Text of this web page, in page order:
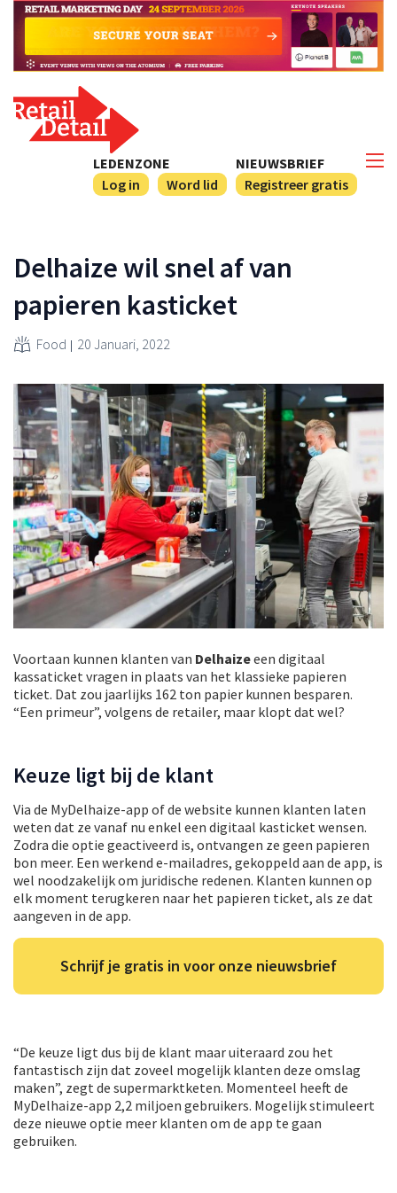
NIEUWSBRIEF
Registreer gratis
LEDENZONE
Log in
Word lid
Delhaize wil snel af van
papieren kasticket
Food 20 Januari, 2022
Voortaan kunnen klanten van Delhaizeeen digitaal
kassaticket vragen in plaats van het klassieke papieren
ticket. Dat zou jaarlijks 162 ton papier kunnen besparen.
“Een primeur”, volgens de retailer, maar klopt dat wel?
Keuze ligt bij de klant
Via de MyDelhaize-app of de website kunnen klanten laten
weten dat ze vanaf nu enkel een digitaal kasticket wensen.
Zodra die optie geactiveerd is, ontvangen ze geen papieren
bon meer. Een werkend e-mailadres, gekoppeld aan de app, is
wel noodzakelijk om juridische redenen. Klanten kunnen op
elk moment terugkeren naar het papieren ticket, als ze dat
aangeven in de app.
Schrijf je gratis in voor onze nieuwsbrief
“De keuze ligt dus bij de klant maar uiteraard zou het
fantastisch zijn dat zoveel mogelijk klanten deze omslag
maken”, zegt de supermarktketen. Momenteel heeft de
MyDelhaize-app 2,2 miljoen gebruikers. Mogelijk stimuleert
deze nieuwe optie meer klanten om de app te gaan
gebruiken.